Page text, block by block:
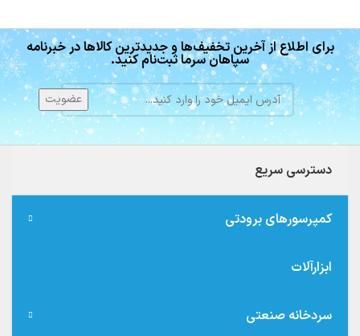
برای اطلاع از آخرین تخفیف‌ها و جدیدترین کالاها در خبرنامه
سپاهان سرما ثبت‌نام کنید.
دسترسی سریع
کمپرسورهای برودتی
ابزارآلات
سردخانه صنعتی